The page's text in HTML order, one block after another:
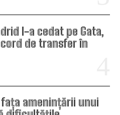
l-a cedat pe Gata,
de transfer în
amenințării unui